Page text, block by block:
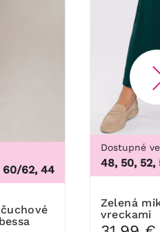
,44/46, 48/50, 52/54, 56/
Dostupné
48, 50, 52,
Zelená mikinová sukňa s
vreckami